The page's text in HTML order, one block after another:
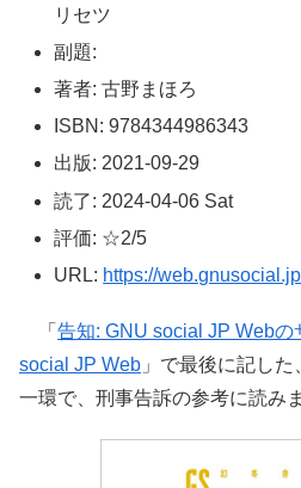
リセツ
副題:
著者: 古野まほろ
ISBN: 9784344986343
出版: 2021-09-29
読了: 2024-04-06 Sat
評価: ☆2/5
URL: https://
「 告知: GNU social JP Web
social JP Web 」で最後に記し
一環で、刑事告訴の参考に読み